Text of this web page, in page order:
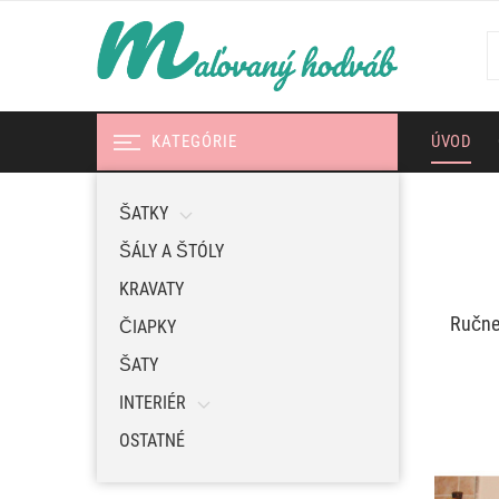
KATEGÓRIE ÚVOD
ŠATKY
ŠÁLY A ŠTÓLY
KRAVATY
ČIAPKY
ŠATY
INTERIÉR
OSTATNÉ